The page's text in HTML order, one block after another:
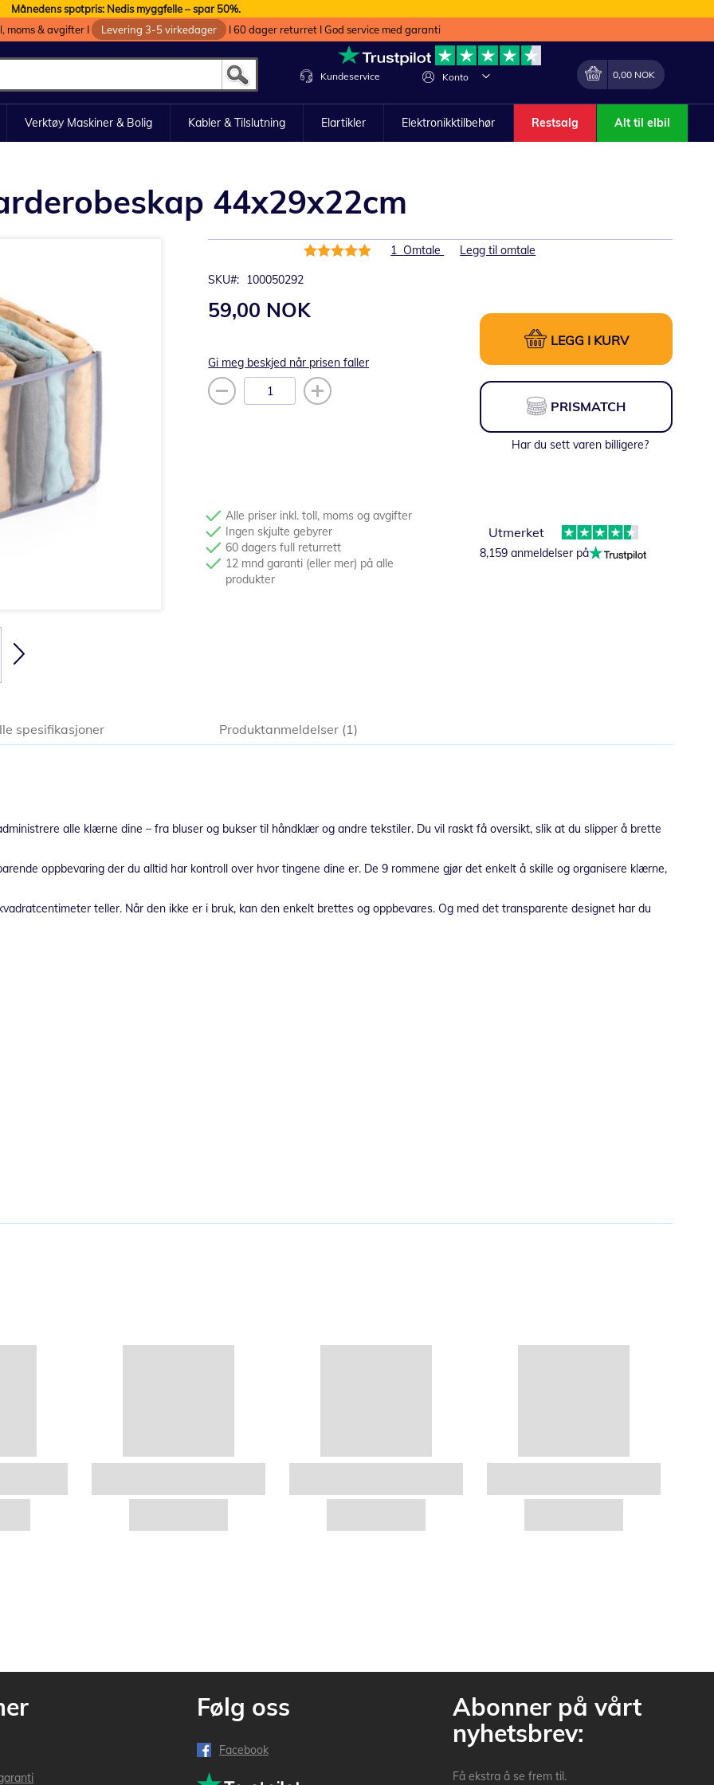
Månedens spotpris: Nedis myggfelle – spar 50%.
moms & avgifter I
Levering 3-5 virkedager I 60 dager returret I God service med garanti
Konto Endring
Min handlekurv
0,00 NOK
Kundeservice
Verktøy Maskiner & Bolig Kabler & Tilslutning Elartikler Elektronikktilbehør Restsalg Alt til elbil
44x29x22cm
SKU 100050292
Rating:
1Omtale Legg til omtale
59,00 NOK
Gi meg beskjed når prisen faller
LEGG I KURV
PRISMATCH
Har du sett varen billigere?
Alle priser inkl. toll, moms og avgifter
Ingen skjulte gebyrer
60 dagers full returrett
12 mnd garanti (eller mer) på alle
produkter
Utmerket
8,159 anmeldelser på
alle klærne dine – fra bluser og bukser til håndklær og andre tekstiler. Du vil raskt få oversikt, slik at du slipper å brette
oppbevaring der du alltid har kontroll over hvor tingene dine er. De 9 rommene gjør det enkelt å skille og organisere klærne,
teller. Når den ikke er i bruk, kan den enkelt brettes og oppbevares. Og med det transparente designet har du
spesifikasjoner Produktanmeldelser 1
Følg oss
Facebook
Abonner på vårt
nyhetsbrev:
Få ekstra å se frem til.